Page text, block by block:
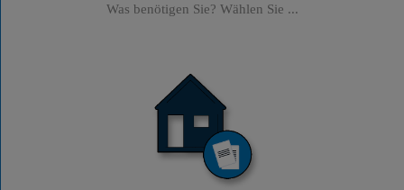
Was benötigen Sie? Wählen Sie ...